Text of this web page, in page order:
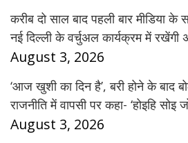
करीब दो साल बाद पहली बार मीडिया
नई दिल्ली के वर्चुअल कार्यक्रम में रखेंगी
August 3, 2026
‘आज खुशी का दिन है’, बरी होने के बाद
राजनीति में वापसी पर कहा- ‘होइहि सोइ
August 3, 2026